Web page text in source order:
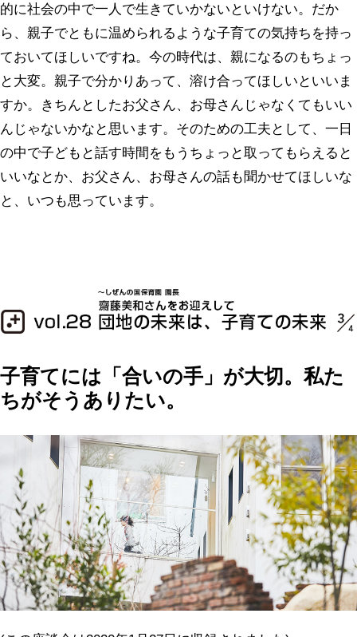
的に社会の中で一人で生きていかないといけない。だか
ら、親子でともに温められるような子育ての気持ちを持っ
ておいてほしいですね。今の時代は、親になるのもちょっ
と大変。親子で分かりあって、溶け合ってほしいといいま
すか。きちんとしたお父さん、お母さんじゃなくてもいい
んじゃないかなと思います。そのための工夫として、一日
の中で子どもと話す時間をもうちょっと取ってもらえると
いいなとか、お父さん、お母さんの話も聞かせてほしいな
と、いつも思っています。
子育てには「合いの手」が大切。私た
ちがそうありたい。